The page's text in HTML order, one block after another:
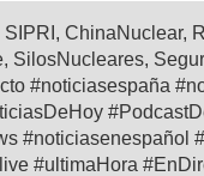
ChinaNuclear,
SilosNucleares,
#noticiasespaña
#noticiasenespañol
#ultimaHora